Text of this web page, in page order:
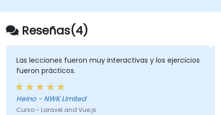
Reseñas(4)
Las lecciones fueron muy interactivas y los ejercicios
fueron prácticos.
Heino - NWK Limited
Curso - Laravel and Vue.js